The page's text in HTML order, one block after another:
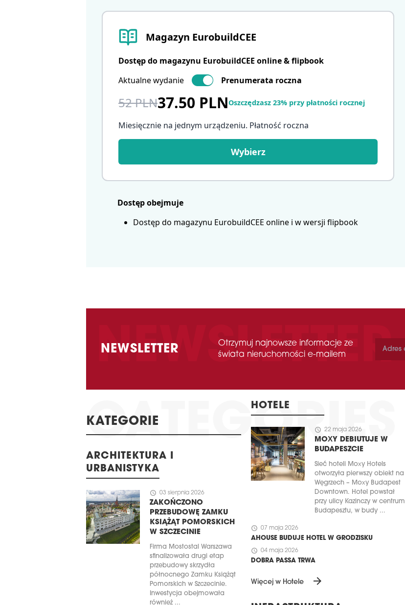
Magazyn EurobuildCEE
Dostęp do magazynu EurobuildCEE online & flipbook
Aktualne wydanie
Prenumerata roczna
52 PLN37.50 PLNOszczędzasz 23% przy płatności rocznej
Miesięcznie na jednym urządzeniu. Płatność roczna
Wybierz
Dostęp obejmuje
Dostęp do magazynu EurobuildCEE online i w wersji flipbook
NEWSLETTER
Otrzymuj najnowsze informacje ze
świata nieruchomości e-mailem
KATEGORIE
ARCHITEKTURA I
URBANISTYKA
schedule 03 sierpnia 2026
ZAKOŃCZONO
PRZEBUDOWĘ ZAMKU
KSIĄŻĄT POMORSKICH
W SZCZECINIE
Firma Mostostal Warszawa
sfinalizowała drugi etap
przebudowy skrzydła
północnego Zamku Książąt
Pomorskich w Szczecinie.
Inwestycja obejmowała
również ...
HOTELE
schedule 22 maja 2026
MOXY DEBIUTUJE W
BUDAPESZCIE
Sieć hoteli Moxy Hotels
otworzyła pierwszy obiekt na
Węgrzech – Moxy Budapest
Downtown. Hotel powstał
przy ulicy Kazinczy w centrum
Budapesztu, w budy ...
schedule 07 maja 2026
AHOUSE BUDUJE HOTEL W GRODZISKU
schedule 04 maja 2026
DOBRA PASSA TRWA
Więcej w Hotele arrow_forward